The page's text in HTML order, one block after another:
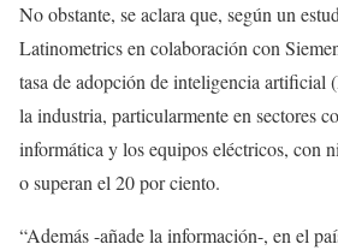
No obstante, se aclara que, según un
Latinometrics en colaboración con
tasa de adopción de inteligencia artificial
la industria, particularmente en sectores
informática y los equipos eléctricos, con
o superan el 20 por ciento.
“Además -añade la información-, en el